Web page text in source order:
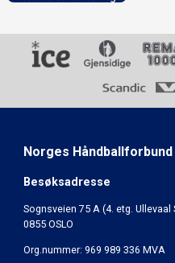
Norges Håndballforbund
Besøksadresse
Sognsveien 75 A (4. etg. Ullevaal
0855 OSLO
Org.nummer: 969 989 336 MVA